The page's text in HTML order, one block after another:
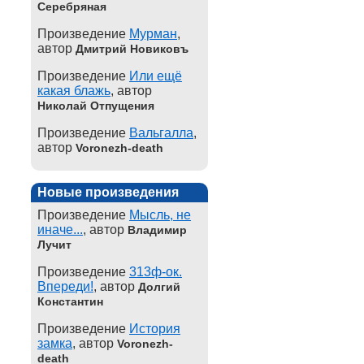
Серебряная
Произведение Мурман,
автор Дмитрий Новиковъ
Произведение Или ещё
какая блажь, автор
Николай Отпущения
Произведение Вальгалла,
автор Voronezh-death
Новые произведения
Произведение Мысль, не
иначе..., автор Владимир
Лучит
Произведение 313ф-ок.
Впереди!, автор Долгий
Константин
Произведение История
замка, автор Voronezh-
death